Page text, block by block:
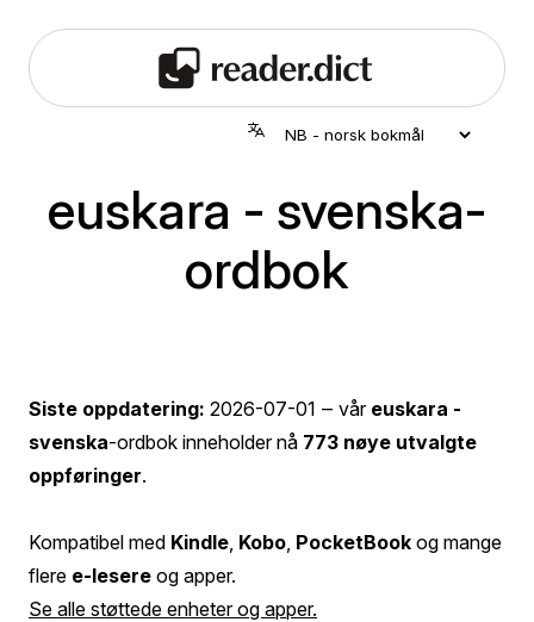
euskara - svenska-
ordbok
Siste oppdatering: 2026-07-01 ‒ vår euskara -
svenska-ordbok inneholder nå 773 nøye utvalgte
oppføringer.
Kompatibel med Kindle Kobo PocketBook og mange
flere e-lesere og apper.
Se alle støttede enheter og apper.